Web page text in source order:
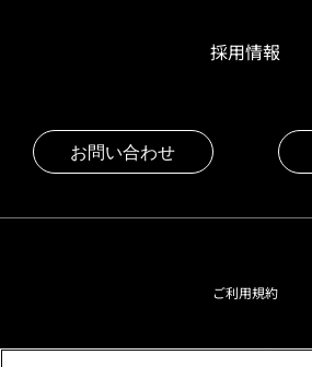
採用情報
お問い合わせ
ご利用規約
プライバシーポリシー